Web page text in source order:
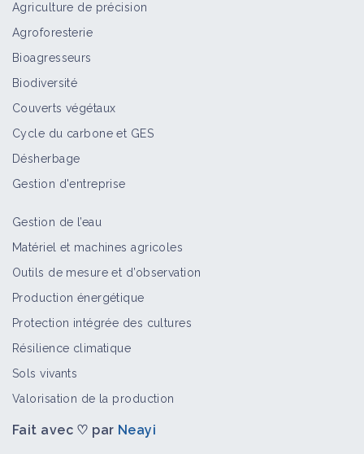
Agriculture de précision
Agroforesterie
Bioagresseurs
Biodiversité
Couverts végétaux
Cycle du carbone et GES
Désherbage
Gestion d'entreprise
Gestion de l’eau
Matériel et machines agricoles
Outils de mesure et d’observation
Production énergétique
Protection intégrée des cultures
Résilience climatique
Sols vivants
Valorisation de la production
Fait avec ♡ par Neayi